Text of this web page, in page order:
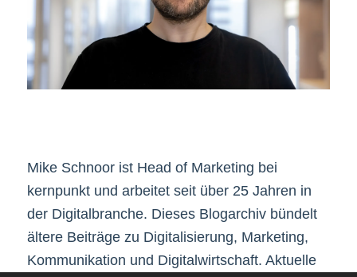
Mike Schnoor ist Head of Marketing bei
kernpunkt und arbeitet seit über 25 Jahren in
der Digitalbranche. Dieses Blogarchiv bündelt
ältere Beiträge zu Digitalisierung, Marketing,
Kommunikation und Digitalwirtschaft. Aktuelle